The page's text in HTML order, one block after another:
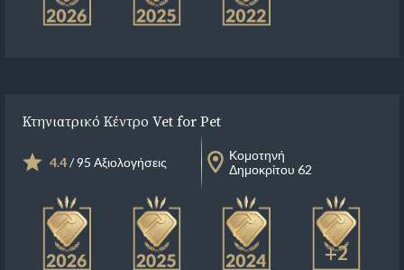
Κτηνιατρικό Κέντρο Vet for Pet
4.4/ 95 Αξιολογήσεις
Κομοτηνή
Δημοκρίτου 62
+2